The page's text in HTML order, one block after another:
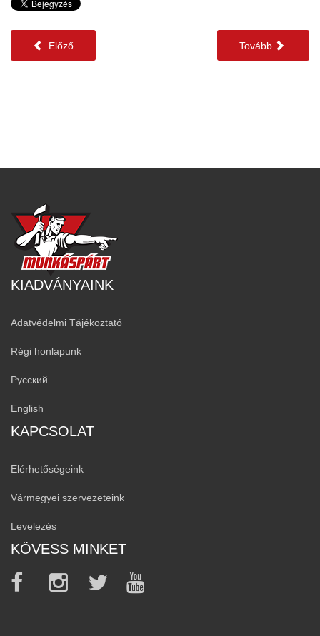
Előző Tovább
KIADVÁNYAINK
Adatvédelmi Tájékoztató
Régi honlapunk
Русский
English
KAPCSOLAT
Elérhetőségeink
Vármegyei szervezeteink
Levelezés
KÖVESS MINKET